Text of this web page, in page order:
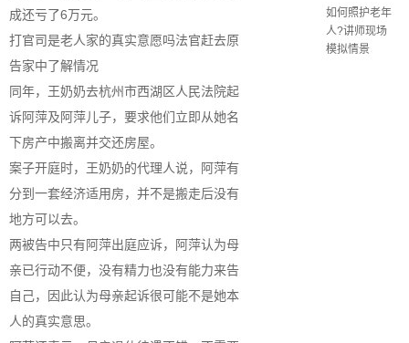
成还亏了6万元。
打官司是老人家的真实意愿吗法官赶去原
告家中了解情况
同年，王奶奶去杭州市西湖区人民法院起
诉阿萍及阿萍儿子，要求他们立即从她名
下房产中搬离并交还房屋。
案子开庭时，王奶奶的代理人说，阿萍有
分到一套经济适用房，并不是搬走后没有
地方可以去。
两被告中只有阿萍出庭应诉，阿萍认为母
亲已行动不便，没有精力也没有能力来告
自己，因此认为母亲起诉很可能不是她本
人的真实意思。
如何照护老年
人?讲师现场
模拟情景